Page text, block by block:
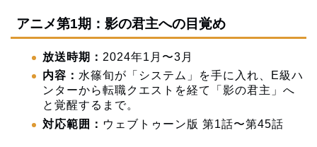
アニメ第1期：影の君主への目覚め
放送時期： 2024年1月〜3月
内容： 水篠旬が「システム」を手に入れ、E級ハ
ンターから転職クエストを経て「影の君主」へ
と覚醒するまで。
対応範囲： ウェブトゥーン版 第1話〜第45話